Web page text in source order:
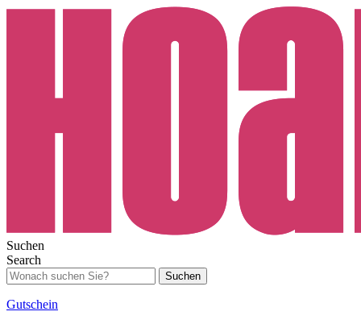
Suchen
Search
Suchen
Gutschein